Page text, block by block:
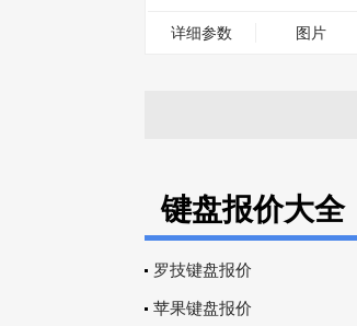
详细参数 图片
键盘报价大全
罗技键盘报价
苹果键盘报价